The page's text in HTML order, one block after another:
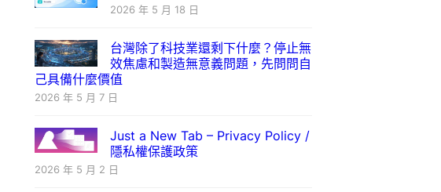
2026 年 5 月 18 日
台灣除了科技業還剩下什麼？停止無
效焦慮和製造無意義問題，先問問自
己具備什麼價值
2026 年 5 月 7 日
Just a New Tab – Privacy Policy /
隱私權保護政策
2026 年 5 月 2 日